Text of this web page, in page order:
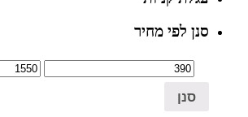
סנן לפי מחיר
סנן